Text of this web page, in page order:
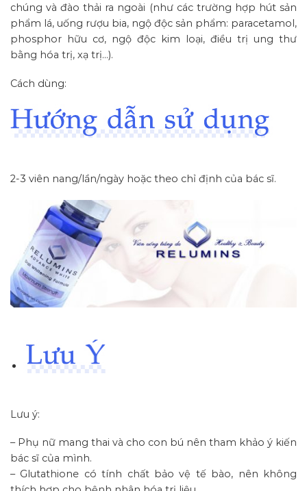
chúng và đào thải ra ngoài (như các trường hợp hút sản
phẩm lá, uống rượu bia, ngộ độc sản phẩm: paracetamol,
phosphor hữu cơ, ngộ độc kim loại, điều trị ung thư
bằng hóa trị, xạ trị…).
Cách dùng:
2-3 viên nang/lần/ngày hoặc theo chỉ định của bác sĩ.
Lưu ý:
– Phụ nữ mang thai và cho con bú nên tham khảo ý kiến
bác sĩ của mình.
– Glutathione có tính chất bảo vệ tế bào, nên không